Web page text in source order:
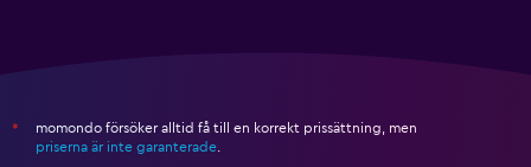
*
momondo försöker alltid få till en korrekt prissättning, men
priserna är inte garanterade.